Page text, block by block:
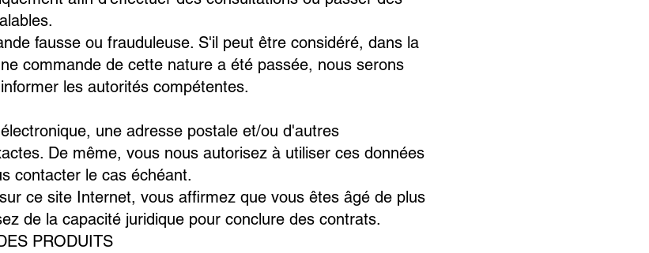
fausse ou frauduleuse. S'il peut être considéré, dans la
commande de cette nature a été passée, nous serons
les autorités compétentes.
une adresse postale et/ou d'autres
De même, vous nous autorisez à utiliser ces données
contacter le cas échéant.
ce site Internet, vous affirmez que vous êtes âgé de plus
de la capacité juridique pour conclure des contrats.
PRODUITS